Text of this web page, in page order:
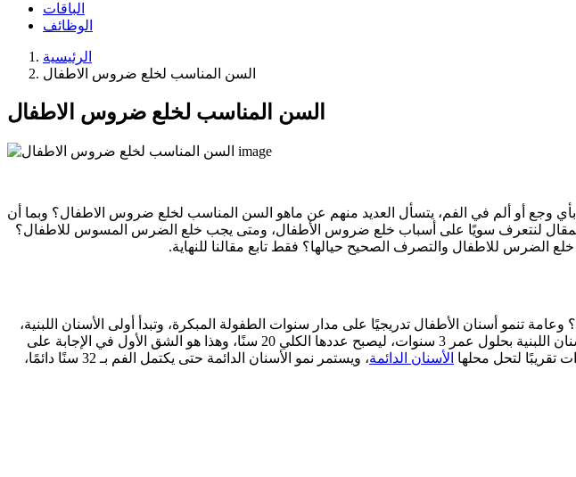
الباقات
الوظائف
الرئيسية
السن المناسب لخلع ضروس الاطفال
السن المناسب لخلع ضروس الاطفال
وجع أو ألم في الفم، يتسأل العديد منهم عن ماهو السن المناسب لخلع ضروس الاطفال؟ وبما أن
المقال لنتعرف سويًا على أسباب خلع ضروس الأطفال، ومتى يجب خلع الضرس المسوس للاطفال؟
للاطفال والتصرف الصحيح حيالها؟ فقط تابع مقالنا للنهاية.
تنمو أسنان الأطفال تدريجيًا على مدار سنوات الطفولة المبكرة، وتبدأ أولى الأسنان اللبنية،
أو "أسنان الحليب"، في الظهور عادة بين عمر 6 إلى 12 شهرًا، وتستمر هذه العملية حتى يكتمل نمو معظم الأسنان اللبنية بحلول عمر 3 سنوات، ليصبح عددها الكلي 20 سنًا، وهذا هو الشق الأول في الإجابة على
الأسنان الدائمة
، ويستمر نمو الأسنان الدائمة حتى يكتمل الفم بـ 32 سنًا دائمًا،